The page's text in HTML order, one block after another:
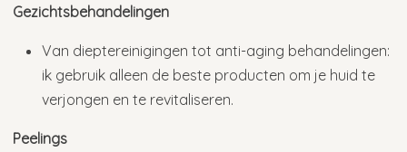
Gezichtsbehandelingen
Van dieptereinigingen tot anti-aging behandelingen:
ik gebruik alleen de beste producten om je huid te
verjongen en te revitaliseren.
Peelings